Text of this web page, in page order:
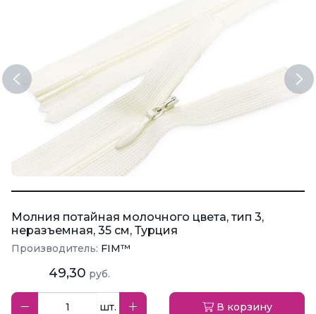
Previous
Молния потайная молочного цвета, тип 3,
неразъемная, 35 см, Турция
Производитель: FIM™
49,30 руб.
шт. В корзину